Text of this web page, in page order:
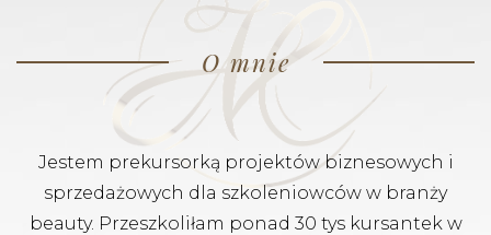
O mnie
Jestem prekursorką projektów biznesowych i
sprzedażowych dla szkoleniowców w branży
beauty. Przeszkoliłam ponad 30 tys kursantek w